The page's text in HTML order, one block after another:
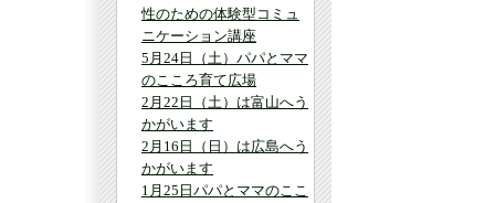
性のための体験型コミュ
ニケーション講座
5月24日（土）パパとママ
のこころ育て広場
2月22日（土）は富山へう
かがいます
2月16日（日）は広島へう
かがいます
1月25日パパとママのここ